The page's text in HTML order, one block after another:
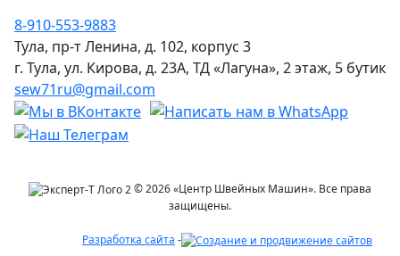
8-910-553-9883
Тула, пр-т Ленина, д. 102, корпус 3
г. Тула, ул. Кирова, д. 23А, ТД «Лагуна», 2 этаж, 5 бутик
sew71ru@gmail.com
© 2026 «Центр Швейных Машин». Все права
защищены.
Разработка сайта -